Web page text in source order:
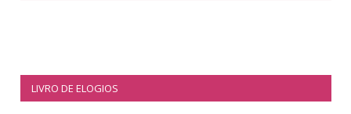
LIVRO DE ELOGIOS